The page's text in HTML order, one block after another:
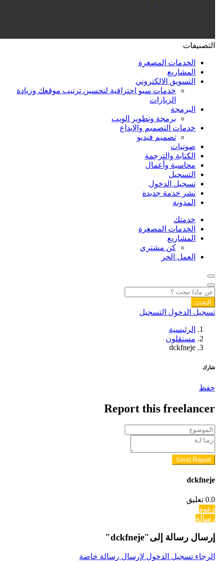
التصنيفات
الخدمات المصغرة
المشاريع
التسويق الالكتروني
خدمات سيو احترافية لتحسين ترتيب موقعك وزيادة
الزيارات
البرمجة
برمجة وتطوير الويب
خدمات التصميم والإبداع
تصميم فيديو
صوتيات
الكتابة والترجمة
محاسبة وأعمال
التسجيل
تسجيل الدخول
نشر خدمة جديدة
المدونة
خدمتك
الخدمات المصغرة
المشاريع
كن مشتري
العمل الحر
البحث
تسجيل الدخول التسجيل
الرئيسية
مستقلون
dckfneje
شارك
حفظ
Report this freelancer
Send Report
dckfneje
0.0 تعليق
دعوة
رسالة
إرسال رسالة إلى"dckfneje"
الرجاء تسجيل الدخول لإرسال رسالة خاصة